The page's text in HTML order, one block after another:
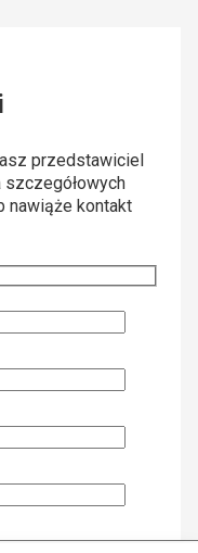
przedstawiciel
nawiąże kontakt